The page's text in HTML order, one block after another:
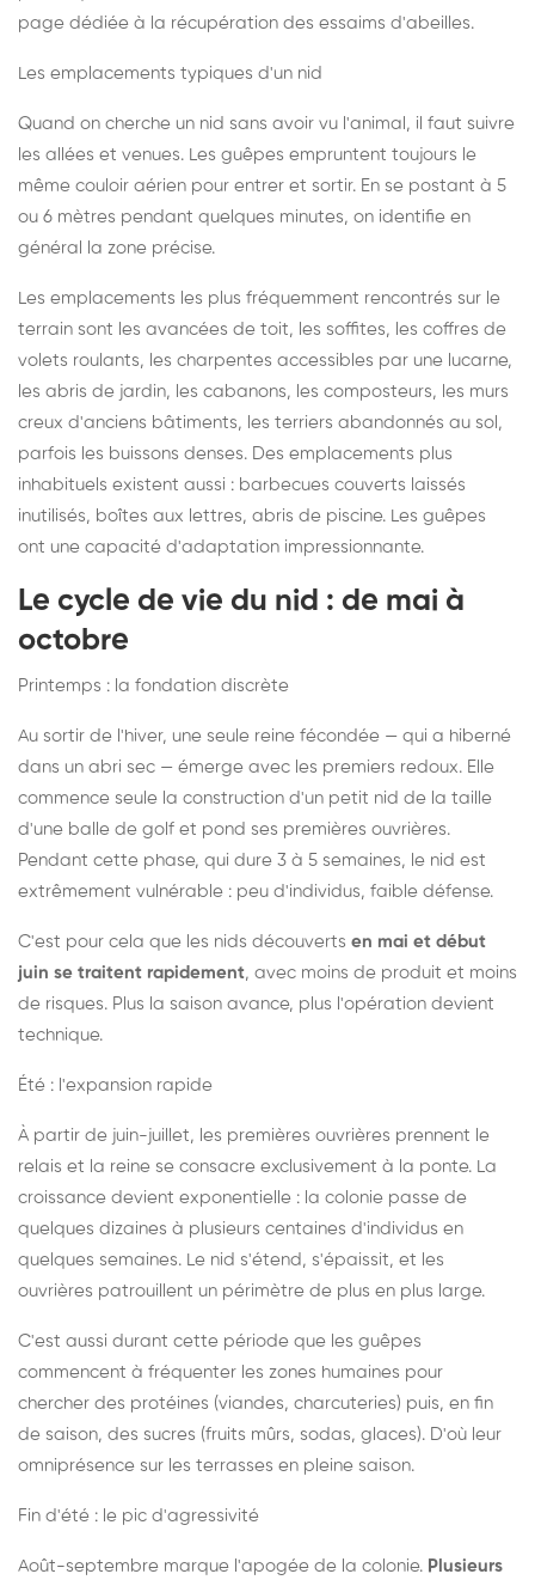
page dédiée à la récupération des essaims d'abeilles.
Les emplacements typiques d'un nid
Quand on cherche un nid sans avoir vu l'animal, il faut suivre
les allées et venues. Les guêpes empruntent toujours le
même couloir aérien pour entrer et sortir. En se postant à 5
ou 6 mètres pendant quelques minutes, on identifie en
général la zone précise.
Les emplacements les plus fréquemment rencontrés sur le
terrain sont les avancées de toit, les soffites, les coffres de
volets roulants, les charpentes accessibles par une lucarne,
les abris de jardin, les cabanons, les composteurs, les murs
creux d'anciens bâtiments, les terriers abandonnés au sol,
parfois les buissons denses. Des emplacements plus
inhabituels existent aussi : barbecues couverts laissés
inutilisés, boîtes aux lettres, abris de piscine. Les guêpes
ont une capacité d'adaptation impressionnante.
Le cycle de vie du nid : de mai à
octobre
Printemps : la fondation discrète
Au sortir de l'hiver, une seule reine fécondée — qui a hiberné
dans un abri sec — émerge avec les premiers redoux. Elle
commence seule la construction d'un petit nid de la taille
d'une balle de golf et pond ses premières ouvrières.
Pendant cette phase, qui dure 3 à 5 semaines, le nid est
extrêmement vulnérable : peu d'individus, faible défense.
C'est pour cela que les nids découverts en mai et début
juin se traitent rapidement, avec moins de produit et moins
de risques. Plus la saison avance, plus l'opération devient
technique.
Été : l'expansion rapide
À partir de juin-juillet, les premières ouvrières prennent le
relais et la reine se consacre exclusivement à la ponte. La
croissance devient exponentielle : la colonie passe de
quelques dizaines à plusieurs centaines d'individus en
quelques semaines. Le nid s'étend, s'épaissit, et les
ouvrières patrouillent un périmètre de plus en plus large.
C'est aussi durant cette période que les guêpes
commencent à fréquenter les zones humaines pour
chercher des protéines (viandes, charcuteries) puis, en fin
de saison, des sucres (fruits mûrs, sodas, glaces). D'où leur
omniprésence sur les terrasses en pleine saison.
Fin d'été : le pic d'agressivité
Août-septembre marque l'apogée de la colonie. Plusieurs